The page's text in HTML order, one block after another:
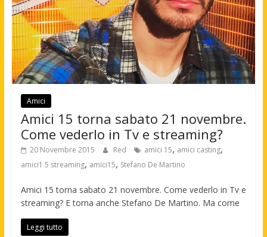
Amici
Amici 15 torna sabato 21 novembre.
Come vederlo in Tv e streaming?
20 Novembre 2015 Red amici 15, amici casting,
amici1 5 streaming, amici15, Stefano De Martino
Amici 15 torna sabato 21 novembre. Come vederlo in Tv e
streaming? E torna anche Stefano De Martino. Ma come
Leggi tutto